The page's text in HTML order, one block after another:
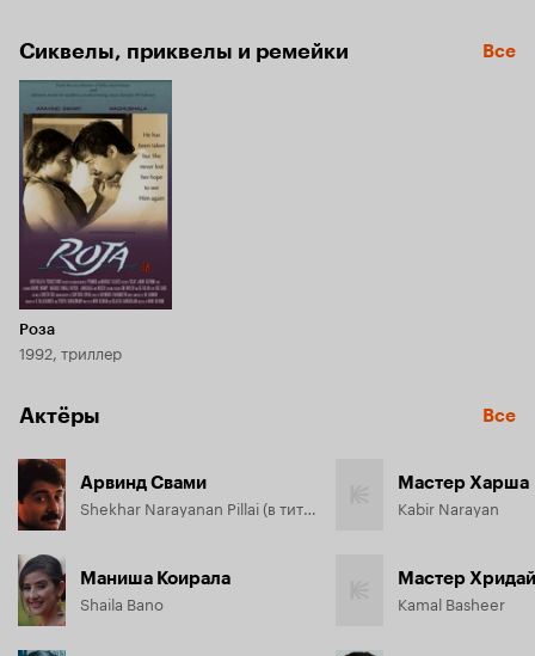
чудесных малыша - Камал и Кабир. Но грядет 6 декабря
1992 года, когда они окажутся втянутыми в кровавые
межрелигиозные разборки между индусами и
мусульманами.
Сиквелы, приквелы и ремейки Все
Роза
1992, триллер
Актёры Все
Арвинд Свами
Shekhar Narayanan Pillai (в титрах: Arvind Swami)
Маниша Коирала
Shaila Bano
Мастер Харша
Kabir Narayan
Мастер Хридай
Kamal Basheer